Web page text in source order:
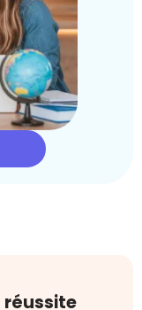
réussite